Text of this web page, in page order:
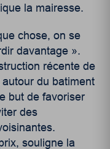
la mairesse.
chose, on se
davantage ».
récente de
autour du batiment
but de favoriser
des
souligne la